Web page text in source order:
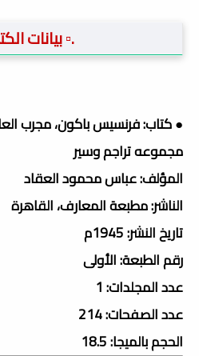
.▫️ بيانات
● كتاب: فرنسيس باكون، مجرب
مجموعه تراجم وسير
المؤلف: عباس محمود العقاد
الناشر: مطبعة المعارف، القاهرة
تاريخ النشر: 1945م
رقم الطبعة: الأولى
عدد المجلدات: 1
عدد الصفحات: 214
الحجم بالميجا: 18.5